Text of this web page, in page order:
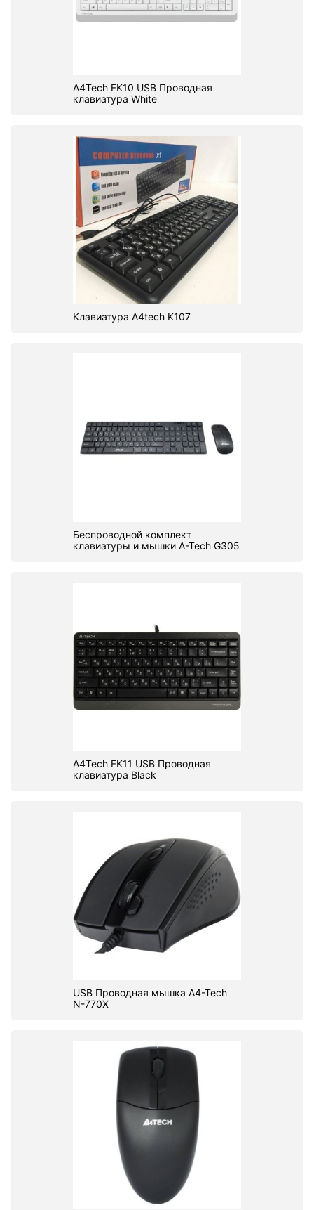
A4Tech FK10 USB Проводная
клавиатура White
Клавиатура A4tech K107
Беспроводной комплект
клавиатуры и мышки A-Tech G305
A4Tech FK11 USB Проводная
клавиатура Black
USB Проводная мышка A4-Tech
N-770X